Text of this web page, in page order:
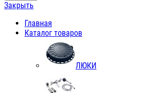
Закрыть
Главная
Каталог товаров
ЛЮКИ